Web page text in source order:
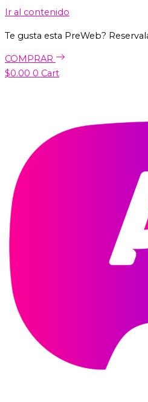
Ir al contenido
Te gusta esta PreWeb?
COMPRAR
$0.00 0 Cart